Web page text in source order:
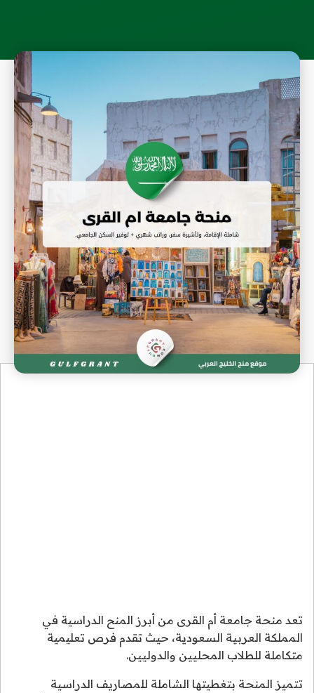
تعد منحة جامعة أم القرى من أبرز المنح الدراسية في
المملكة العربية السعودية، حيث تقدم فرص تعليمية
متكاملة للطلاب المحليين والدوليين.
تتميز المنحة بتغطيتها الشاملة للمصاريف الدراسية